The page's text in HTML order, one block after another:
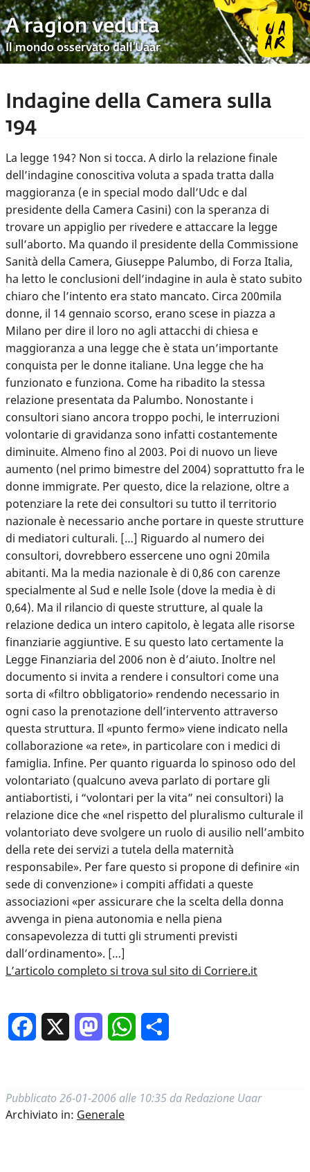
A ragion veduta
Il mondo osservato dall’Uaar
Indagine della Camera sulla
194
La legge 194? Non si tocca. A dirlo la relazione finale
dell’indagine conoscitiva voluta a spada tratta dalla
maggioranza (e in special modo dall’Udc e dal
presidente della Camera Casini) con la speranza di
trovare un appiglio per rivedere e attaccare la legge
sull’aborto. Ma quando il presidente della Commissione
Sanità della Camera, Giuseppe Palumbo, di Forza Italia,
ha letto le conclusioni dell’indagine in aula è stato subito
chiaro che l’intento era stato mancato. Circa 200mila
donne, il 14 gennaio scorso, erano scese in piazza a
Milano per dire il loro no agli attacchi di chiesa e
maggioranza a una legge che è stata un’importante
conquista per le donne italiane. Una legge che ha
funzionato e funziona. Come ha ribadito la stessa
relazione presentata da Palumbo. Nonostante i
consultori siano ancora troppo pochi, le interruzioni
volontarie di gravidanza sono infatti costantemente
diminuite. Almeno fino al 2003. Poi di nuovo un lieve
aumento (nel primo bimestre del 2004) soprattutto fra le
donne immigrate. Per questo, dice la relazione, oltre a
potenziare la rete dei consultori su tutto il territorio
nazionale è necessario anche portare in queste strutture
di mediatori culturali. […] Riguardo al numero dei
consultori, dovrebbero essercene uno ogni 20mila
abitanti. Ma la media nazionale è di 0,86 con carenze
specialmente al Sud e nelle Isole (dove la media è di
0,64). Ma il rilancio di queste strutture, al quale la
relazione dedica un intero capitolo, è legata alle risorse
finanziarie aggiuntive. E su questo lato certamente la
Legge Finanziaria del 2006 non è d’aiuto. Inoltre nel
documento si invita a rendere i consultori come una
sorta di «filtro obbligatorio» rendendo necessario in
ogni caso la prenotazione dell’intervento attraverso
questa struttura. Il «punto fermo» viene indicato nella
collaborazione «a rete», in particolare con i medici di
famiglia. Infine. Per quanto riguarda lo spinoso odo del
volontariato (qualcuno aveva parlato di portare gli
antiabortisti, i “volontari per la vita” nei consultori) la
relazione dice che «nel rispetto del pluralismo culturale il
volantoriato deve svolgere un ruolo di ausilio nell’ambito
della rete dei servizi a tutela della maternità
responsabile». Per fare questo si propone di definire «in
sede di convenzione» i compiti affidati a queste
associazioni «per assicurare che la scelta della donna
avvenga in piena autonomia e nella piena
consapevolezza di tutti gli strumenti previsti
dall’ordinamento». […]
L’articolo completo si trova sul sito di Corriere.it
Facebook MastodonWhatsApp
Pubblicato 26-01-2006 alle 10:35 da Redazione Uaar
Archiviato in: Generale